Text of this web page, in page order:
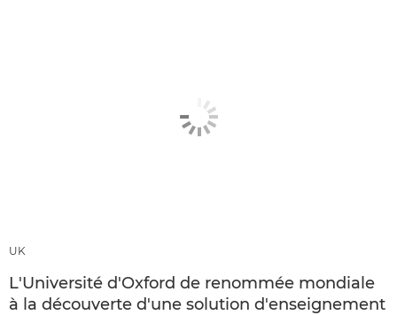
UK
L'Université d'Oxford de renommée mondiale
à la découverte d'une solution d'enseignement